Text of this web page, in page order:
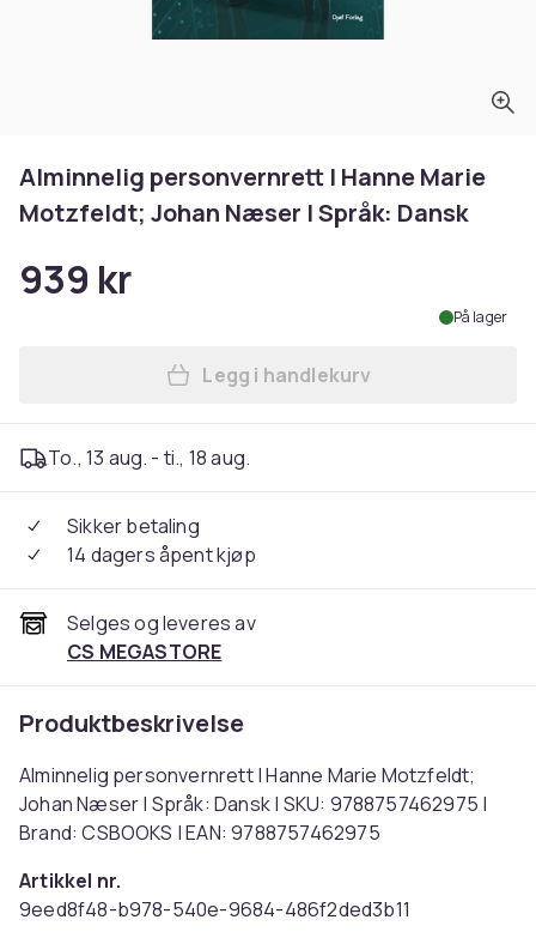
Alminnelig personvernrett | Hanne Marie
Motzfeldt; Johan Næser | Språk: Dansk
939 kr
På lager
Legg Alminnelig
Legg i handlekurv
To., 13 aug. - ti., 18 aug.
Sikker betaling
14 dagers åpent kjøp
Selges og leveres av
CS MEGASTORE
Produktbeskrivelse
Alminnelig personvernrett | Hanne Marie Motzfeldt;
Johan Næser | Språk: Dansk | SKU: 9788757462975 |
Brand: CSBOOKS | EAN: 9788757462975
Artikkel nr.
9eed8f48-b978-540e-9684-486f2ded3b11